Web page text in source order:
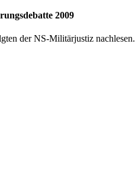
2009
der NS-Militärjustiz nachlesen.